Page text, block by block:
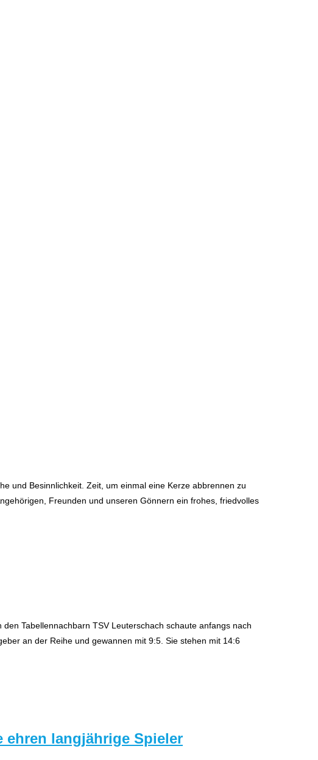
und Besinnlichkeit. Zeit, um einmal eine Kerze abbrennen zu
Freunden und unseren Gönnern ein frohes, friedvolles
Tabellennachbarn TSV Leuterschach schaute anfangs nach
an der Reihe und gewannen mit 9:5. Sie stehen mit 14:6
ehren langjährige Spieler